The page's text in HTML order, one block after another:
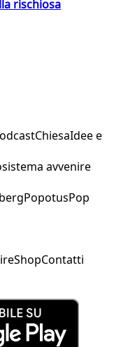
rischiosa
ChiesaIdee e
avvenire
PopotusPop
ShopContatti